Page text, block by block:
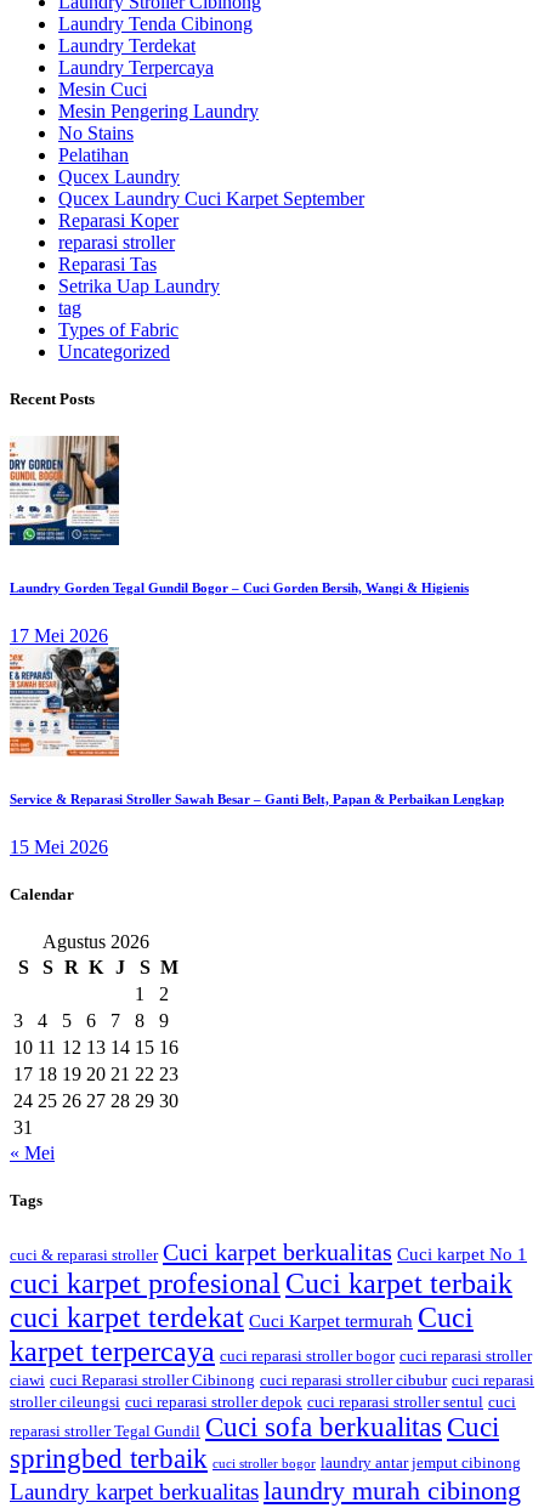
Laundry Tenda Cibinong
Laundry Terdekat
Laundry Terpercaya
Mesin Cuci
Mesin Pengering Laundry
No Stains
Pelatihan
Qucex Laundry
Qucex Laundry Cuci Karpet September
Reparasi Koper
reparasi stroller
Reparasi Tas
Setrika Uap Laundry
tag
Types of Fabric
Uncategorized
Recent Posts
Laundry Gorden Tegal Gundil Bogor – Cuci Gorden Bersih, Wangi & Higienis
17 Mei 2026
Service & Reparasi Stroller Sawah Besar – Ganti Belt, Papan & Perbaikan Lengkap
15 Mei 2026
Calendar
Agustus 2026
S
S R K J S M
1
2
3
4 5 6 7 8
9
10 11 12 13 14 15 16
17 18 19 20 21 22 23
24 25 26 27 28 29 30
31
« Mei
Tags
cuci & reparasi stroller Cuci karpet berkualitas Cuci karpet No 1
cuci karpet profesional Cuci karpet terbaik
cuci karpet terdekat Cuci Karpet termurah Cuci
karpet terpercaya cuci reparasi stroller bogor cuci reparasi stroller
ciawi cuci Reparasi stroller Cibinong cuci reparasi stroller cibubur cuci reparasi
stroller cileungsi cuci reparasi stroller depok cuci reparasi stroller sentul cuci
reparasi stroller Tegal Gundil Cuci sofa berkualitas Cuci
springbed terbaik cuci stroller bogor laundry antar jemput cibinong
Laundry karpet berkualitaslaundry murah cibinong